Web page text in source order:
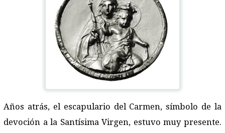
Años atrás, el escapulario del Carmen, símbolo de la
devoción a la Santísima Virgen, estuvo muy presente.